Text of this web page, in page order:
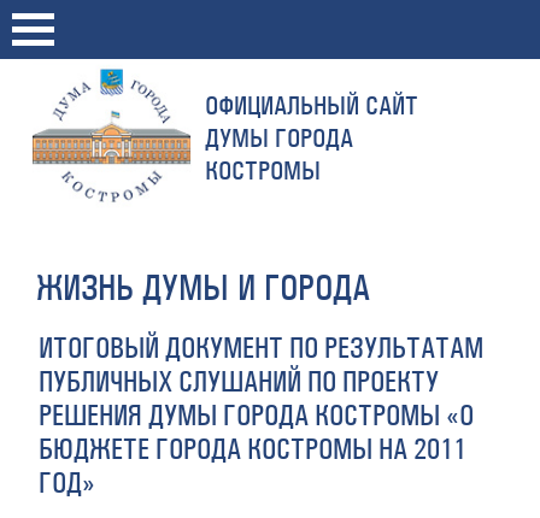
ОФИЦИАЛЬНЫЙ САЙТ
ДУМЫ ГОРОДА
КОСТРОМЫ
ЖИЗНЬ ДУМЫ И ГОРОДА
ИТОГОВЫЙ ДОКУМЕНТ ПО РЕЗУЛЬТАТАМ
ПУБЛИЧНЫХ СЛУШАНИЙ ПО ПРОЕКТУ
РЕШЕНИЯ ДУМЫ ГОРОДА КОСТРОМЫ «О
БЮДЖЕТЕ ГОРОДА КОСТРОМЫ НА 2011
ГОД»